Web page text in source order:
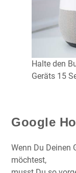
Halte den
Geräts 15
Google
Wenn Du Deinen
möchtest,